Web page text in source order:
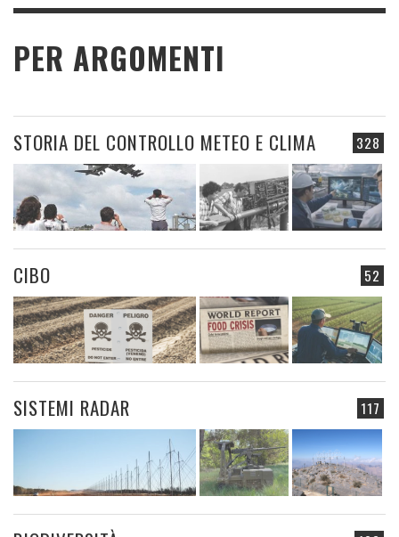
PER ARGOMENTI
328
STORIA DEL CONTROLLO METEO E CLIMA
52
CIBO
117
SISTEMI RADAR